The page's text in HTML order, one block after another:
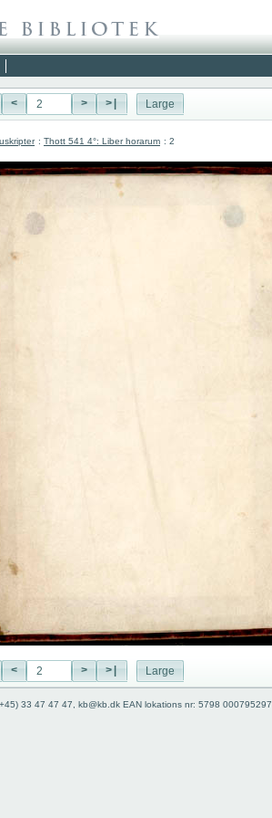
< > >| Large
: Thott 541 4°: Liber horarum : 2
< > >| Large
33 47 47 47, kb@kb.dk EAN lokations nr: 5798 000795297